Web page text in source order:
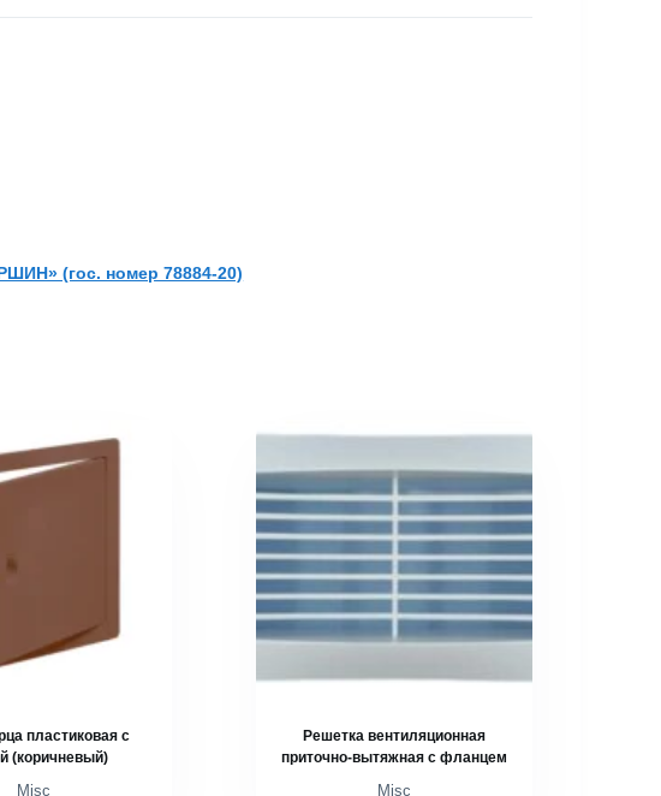
(гос. номер 78884-20)
пластиковая с
(коричневый)
Misc
Решетка вентиляционная
приточно-вытяжная с фланцем
Misc